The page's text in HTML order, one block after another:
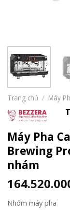
Trang chủ / Máy
Máy Pha
Brewing
nhám
Nhóm máy pha